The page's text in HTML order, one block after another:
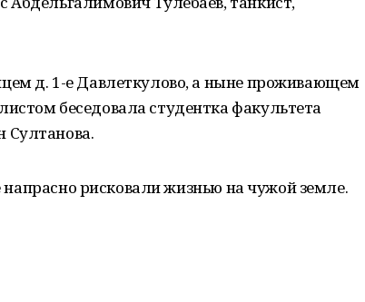
д. 1-е Давлеткулово, а ныне проживающем
беседовала студентка факультета
Султанова.
напрасно рисковали жизнью на чужой земле.